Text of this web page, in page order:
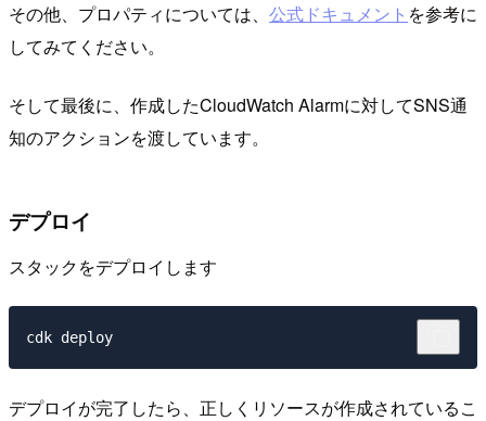
その他、プロパティについては、 公式ドキュメント を参考に
してみてください。
そして最後に、作成したCloudWatch Alarmに対してSNS通
知のアクションを渡しています。
デプロイ
スタックをデプロイします
デプロイが完了したら、正しくリソースが作成されているこ